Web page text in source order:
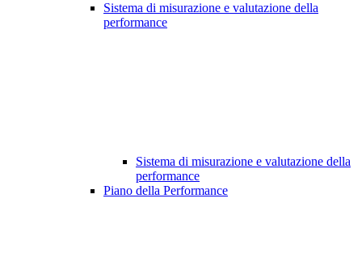
Sistema di misurazione e valutazione della
performance
Sistema di misurazione e valutazione della
performance
Piano della Performance